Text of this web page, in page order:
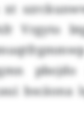
Vrgyto
bscäona